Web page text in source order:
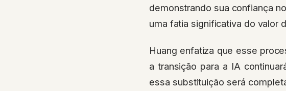
demonstrando sua confiança
uma fatia significativa do valor
Huang enfatiza que esse
a transição para a IA
essa substituição será